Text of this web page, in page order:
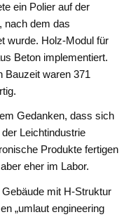
ein Polier auf der
nach dem das
wurde. Holz-Modul für
Beton implementiert.
Bauzeit waren 371
Gedanken, dass sich
Leichtindustrie
Produkte fertigen
eher im Labor.
mit H-Struktur
„umlaut engineering